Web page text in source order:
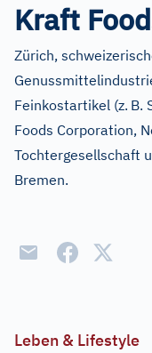
Kraft
Zürich,
Feinkostartikel (z. B.
Foods Corporation,
Tochtergesellschaft
Bremen.
Leben & Lifestyle